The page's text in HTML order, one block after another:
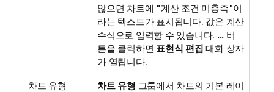
않으면 차트에 "계산 조건 미충족"이
라는 텍스트가 표시됩니다. 값은 계산
수식으로 입력할 수 있습니다. ... 버
튼을 클릭하면 표현식 편집 대화 상자
가 열립니다.
차트 유형 차트 유형 그룹에서 차트의 기본 레이